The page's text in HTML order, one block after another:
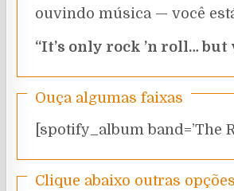
ouvindo música — você
“It’s only rock ’n roll… but
Ouça algumas faixas
[spotify_album band=’The
Clique abaixo outras opções